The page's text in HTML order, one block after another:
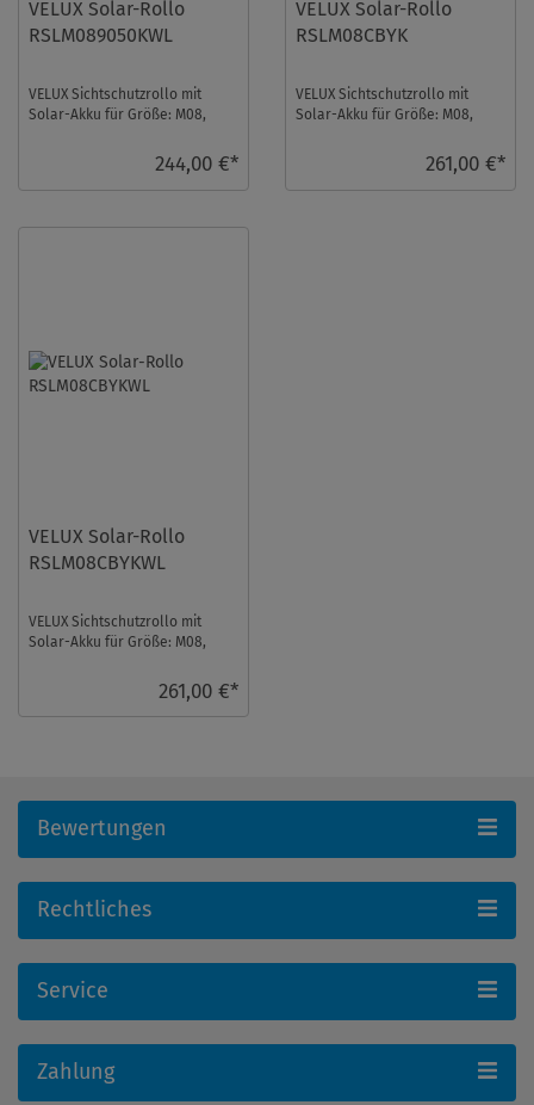
VELUX Solar-Rollo
RSLM089050KWL
VELUX Sichtschutzrollo mit
Solar-Akku für Größe: M08,
Abdunkelnd, weiße Schie ...
244,00 €*
VELUX Solar-Rollo
RSLM08CBYK
VELUX Sichtschutzrollo mit
Solar-Akku für Größe: M08,
Semitransparent, alu ...261,00 €*
VELUX Solar-Rollo
RSLM08CBYKWL
VELUX Sichtschutzrollo mit
Solar-Akku für Größe: M08,
Semitransparent, wei ...261,00 €*
Bewertungen
Rechtliches
Service
Zahlung